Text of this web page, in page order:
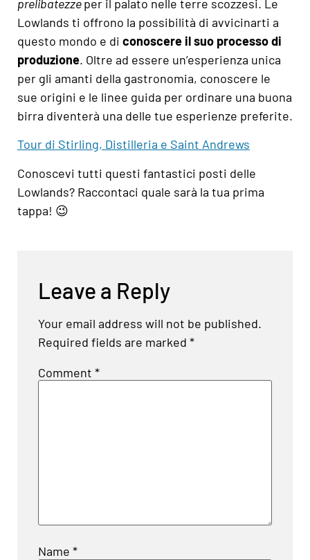
prelibatezzeper il palato nelle terre scozzesi. Le
Lowlands ti offrono la possibilità di avvicinarti a
questo mondo e di conoscere il suo processo di
produzione. Oltre ad essere un’esperienza unica
per gli amanti della gastronomia, conoscere le
sue origini e le linee guida per ordinare una buona
birra diventerà una delle tue esperienze preferite.
Tour di Stirling, Distilleria e Saint Andrews
Conoscevi tutti questi fantastici posti delle
Lowlands? Raccontaci quale sarà la tua prima
tappa! 😉
Leave a Reply
Your email address will not be published.
Required fields are marked *
Comment *
Name *